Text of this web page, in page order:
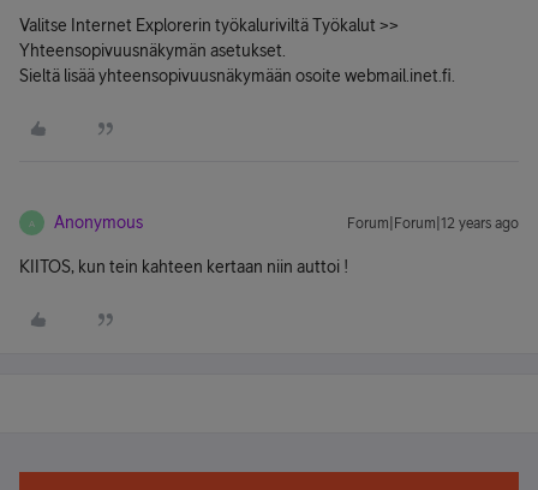
Valitse Internet Explorerin työkaluriviltä Työkalut >>
Yhteensopivuusnäkymän asetukset.
Sieltä lisää yhteensopivuusnäkymään osoite webmail.inet.fi.
A Anonymous Forum|Forum|12 years ago
KIITOS, kun tein kahteen kertaan niin auttoi !